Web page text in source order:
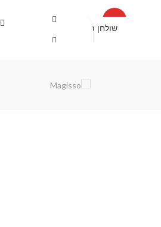
שולחן פיקניק קק"ל 2.00 מ'